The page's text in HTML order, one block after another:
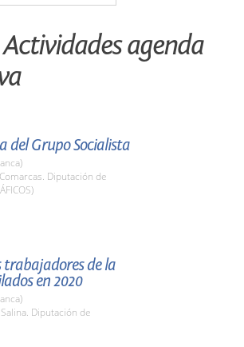
agenda
del Grupo Socialista
Diputación de
trabajadores de la
en 2020
Diputación de